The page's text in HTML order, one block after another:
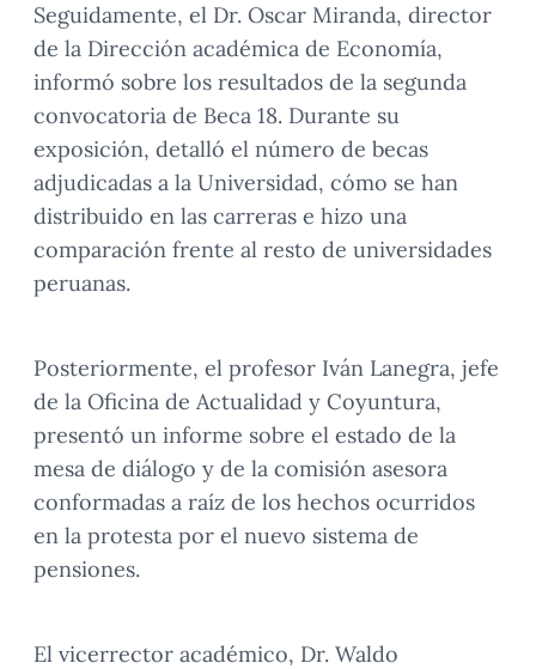
Seguidamente, el Dr. Oscar Miranda, director
de la Dirección académica de Economía,
informó sobre los resultados de la segunda
convocatoria de Beca 18. Durante su
exposición, detalló el número de becas
adjudicadas a la Universidad, cómo se han
distribuido en las carreras e hizo una
comparación frente al resto de universidades
peruanas.
Posteriormente, el profesor Iván Lanegra, jefe
de la Oficina de Actualidad y Coyuntura,
presentó un informe sobre el estado de la
mesa de diálogo y de la comisión asesora
conformadas a raíz de los hechos ocurridos
en la protesta por el nuevo sistema de
pensiones.
El vicerrector académico, Dr. Waldo